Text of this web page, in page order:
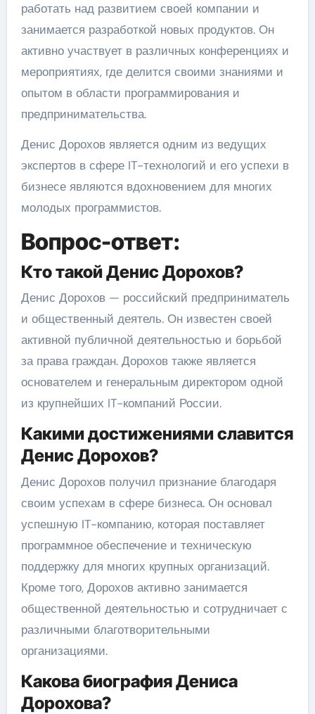
работать над развитием своей компании и
занимается разработкой новых продуктов. Он
активно участвует в различных конференциях и
мероприятиях, где делится своими знаниями и
опытом в области программирования и
предпринимательства.
Денис Дорохов является одним из ведущих
экспертов в сфере IT-технологий и его успехи в
бизнесе являются вдохновением для многих
молодых программистов.
Вопрос-ответ:
Кто такой Денис Дорохов?
Денис Дорохов — российский предприниматель
и общественный деятель. Он известен своей
активной публичной деятельностью и борьбой
за права граждан. Дорохов также является
основателем и генеральным директором одной
из крупнейших IT-компаний России.
Какими достижениями славится
Денис Дорохов?
Денис Дорохов получил признание благодаря
своим успехам в сфере бизнеса. Он основал
успешную IT-компанию, которая поставляет
программное обеспечение и техническую
поддержку для многих крупных организаций.
Кроме того, Дорохов активно занимается
общественной деятельностью и сотрудничает с
различными благотворительными
организациями.
Какова биография Дениса
Дорохова?